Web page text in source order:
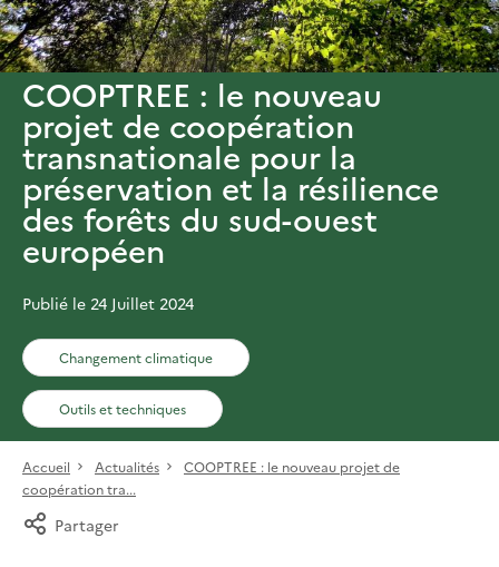
COOPTREE : le nouveau
projet de coopération
transnationale pour la
préservation et la résilience
des forêts du sud-ouest
européen
Publié le 24 Juillet 2024
Changement climatique
Outils et techniques
Accueil Actualités
COOPTREE : le nouveau projet de
coopération tra...
Partager